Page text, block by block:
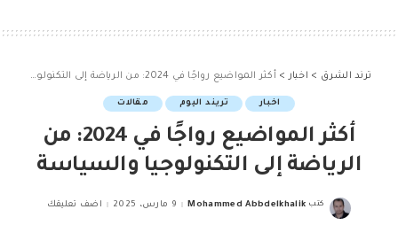
ترند الشرق > اخبار > أكثر المواضيع رواجًا في 2024: من الرياضة إلى التكنولوجيا والسياسة
اخبار تريند اليوم مقالات
أكثر المواضيع رواجًا في 2024: من
الرياضة إلى التكنولوجيا والسياسة
Posted
كتب Mohammed Abbdelkhalik 9 مارس، 2025 اضف تعليقك